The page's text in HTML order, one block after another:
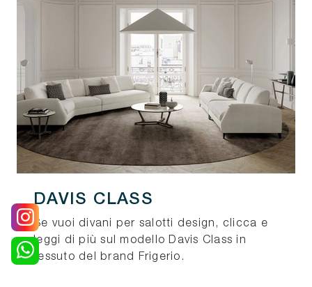
DAVIS CLASS
Se vuoi divani per salotti design, clicca e
leggi di più sul modello Davis Class in
tessuto del brand Frigerio.